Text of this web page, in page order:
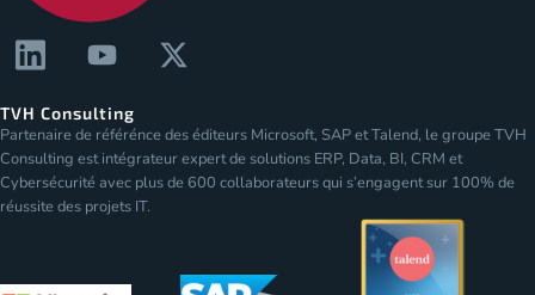
TVH Consulting
Partenaire de référénce des éditeurs Microsoft, SAP et Talend, le groupe TVH
Consulting est intégrateur expert de solutions ERP, Data, BI, CRM et
Cybersécurité avec plus de 600 collaborateurs qui s’engagent sur 100% de
réussite des projets IT.